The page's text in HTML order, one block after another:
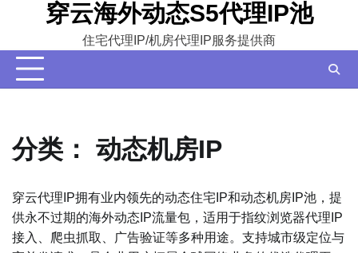
content
穿云海外动态S5代理IP池
住宅代理IP/机房代理IP服务提供商
分类： 动态机房IP
穿云代理IP拥有业内领先的动态住宅IP和动态机房IP池，提
供永不过期的海外动态IP流量包，适用于指纹浏览器代理IP
接入、爬虫抓取、广告验证等多种用途。支持城市级定位与